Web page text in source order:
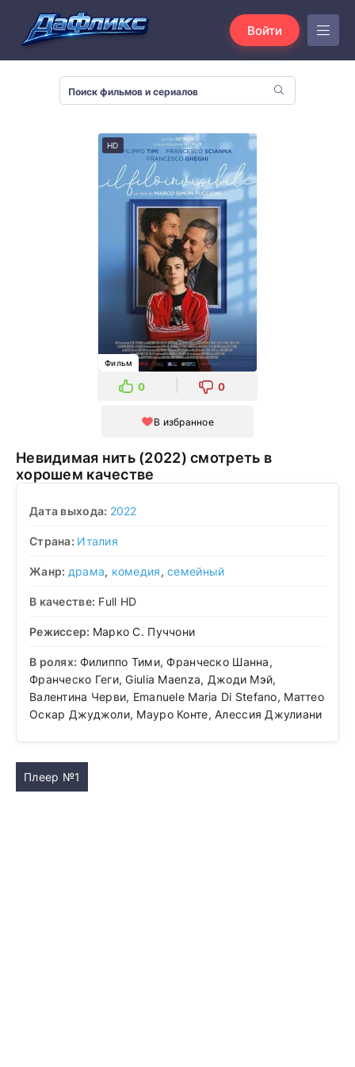
Войти
HD
Фильм
0 0
В избранное
Невидимая нить (2022) смотреть в
хорошем качестве
Дата выхода: 2022
Страна: Италия
Жанр: драма, комедия,семейный
В качестве: Full HD
Режиссер: Марко С. Пуччони
В ролях: Филиппо Тими, Франческо Шанна,
Франческо Геги, Giulia Maenza, Джоди Мэй,
Валентина Черви, Emanuele Maria Di Stefano, Маттео
Оскар Джуджоли, Мауро Конте, Алессия Джулиани
Плеер №1